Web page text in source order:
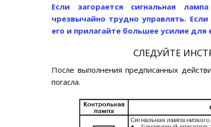
Если загорается сигнальная
чрезвычайно трудно управлять.
его и прилагайте большее усилие для
СЛЕДУЙТЕ
После выполнения предписанных
погасла.